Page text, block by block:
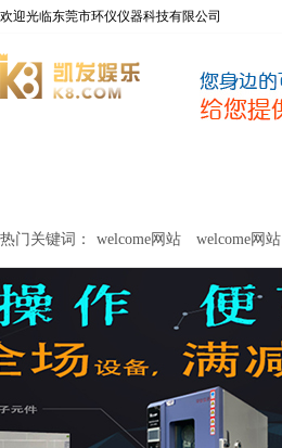
欢迎光临东莞市环仪仪器科技有限公司
关于环仪 联系环仪
热门关键词： welcome网站 welcome网站
网站 welcome网站